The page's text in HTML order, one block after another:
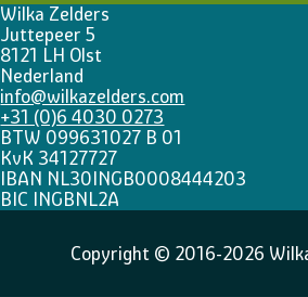
Wilka Zelders
Juttepeer 5
8121 LH Olst
Nederland
info@wilkazelders.com
+31 (0)6 4030 0273
BTW 099631027 B 01
KvK 34127727
IBAN NL30INGB0008444203
BIC INGBNL2A
Copyright © 2016-2026